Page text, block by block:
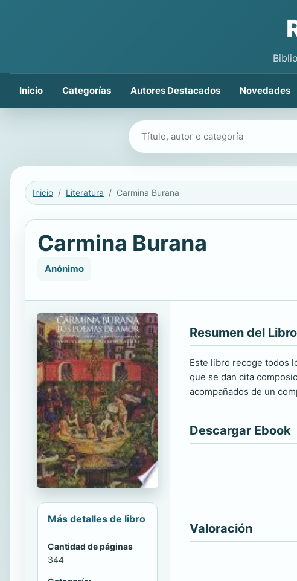
Inicio Categorías Autores Destacados Novedades
Buscar libros
Inicio Literatura Carmina Burana
Carmina Burana
Anónimo
Más detalles de libro
Cantidad de páginas
344
Resumen del Libro
Este libro recoge todos
que se dan cita
acompañados de un
Descargar Ebook
Valoración